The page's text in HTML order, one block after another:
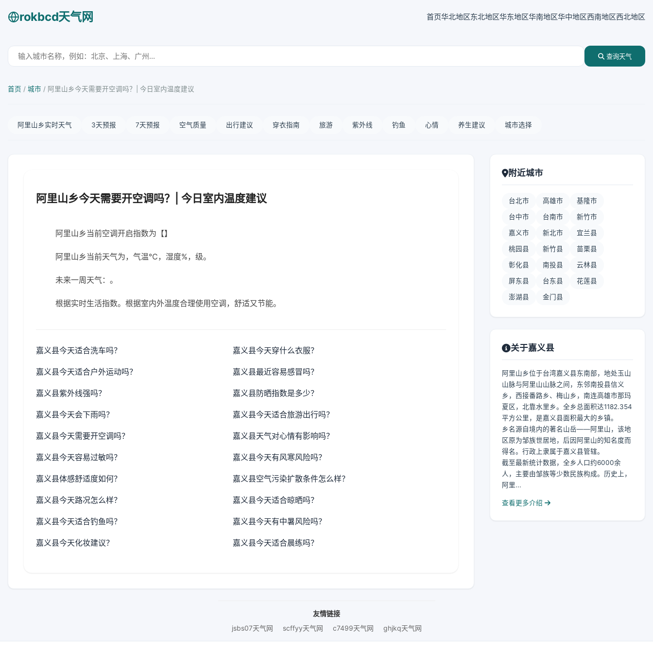
rokbcd天气网 首页华北地区东北地区华东地区华南地区华中地区西南地区西北地区
查询天气
首页 / 城市 / 阿里山乡今天需要开空调吗？| 今日室内温度建议
阿里山乡实时天气 3天预报 7天预报 空气质量 出行建议 穿衣指南 旅游 紫外线 钓鱼 心情 养生建议 城市选择
阿里山乡今天需要开空调吗？| 今日室内温度建议
阿里山乡当前空调开启指数为【】
阿里山乡当前天气为，气温℃，湿度%，级。
未来一周天气：。
根据实时生活指数。根据室内外温度合理使用空调，舒适又节能。
嘉义县今天适合洗车吗？ 嘉义县今天穿什么衣服？
嘉义县今天适合户外运动吗？ 嘉义县最近容易感冒吗？
嘉义县紫外线强吗？ 嘉义县防晒指数是多少？
嘉义县今天会下雨吗？ 嘉义县今天适合旅游出行吗？
嘉义县今天需要开空调吗？ 嘉义县天气对心情有影响吗？
嘉义县今天容易过敏吗？ 嘉义县今天有风寒风险吗？
嘉义县体感舒适度如何？ 嘉义县空气污染扩散条件怎么样？
嘉义县今天路况怎么样？ 嘉义县今天适合晾晒吗？
嘉义县今天适合钓鱼吗？ 嘉义县今天有中暑风险吗？
嘉义县今天化妆建议？ 嘉义县今天适合晨练吗？
附近城市
台北市 高雄市 基隆市
台中市 台南市 新竹市
嘉义市 新北市 宜兰县
桃园县 新竹县 苗栗县
彰化县 南投县 云林县
屏东县 台东县 花莲县
澎湖县 金门县
关于嘉义县
阿里山乡位于台湾嘉义县东南部，地处玉山
山脉与阿里山山脉之间，东邻南投县信义
乡，西接番路乡、梅山乡，南连高雄市那玛
夏区，北靠水里乡。全乡总面积达1182.354
平方公里，是嘉义县面积最大的乡镇。
乡名源自境内的著名山岳——阿里山，该地
区原为邹族世居地，后因阿里山的知名度而
得名。行政上隶属于嘉义县管辖。
截至最新统计数据，全乡人口约6000余
人，主要由邹族等少数民族构成。历史上，
阿里...
查看更多介绍
友情链接
jsbs07天气网
scffyy天气网 c7499天气网 ghjkq天气网